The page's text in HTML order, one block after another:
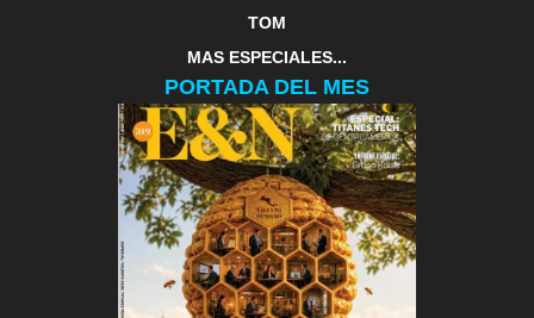
TOM
MAS ESPECIALES...
PORTADA DEL MES